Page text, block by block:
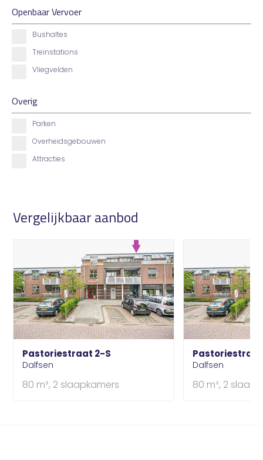
Openbaar Vervoer
Bushaltes
Treinstations
Vliegvelden
Overig
Parken
Overheidsgebouwen
Attracties
Vergelijkbaar aanbod
Pastoriestraat 2-S
Dalfsen
80 m², 2 slaapkamers
Dalfsen
80 m², 2